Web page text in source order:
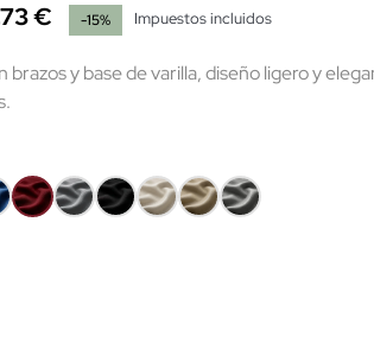
€ -15% Impuestos incluidos
brazos y base de varilla, diseño ligero y
Granate
4011
Gris
108
NegroEcopiel
Beige
Ecopiel
Taupe
Ecopiel
Gris